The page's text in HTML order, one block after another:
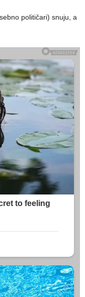
političari) snuju, a